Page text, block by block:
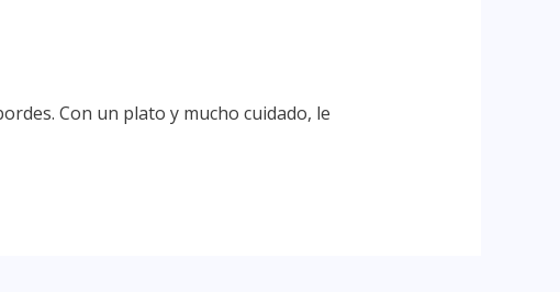
Con un plato y mucho cuidado, le